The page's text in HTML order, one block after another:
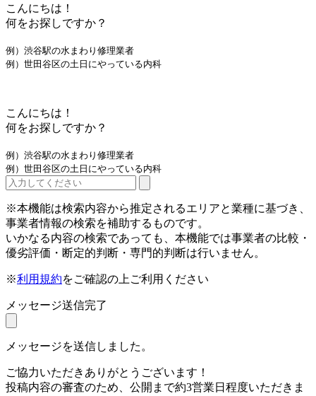
こんにちは！
何をお探しですか？
例）渋谷駅の水まわり修理業者
例）世田谷区の土日にやっている内科
こんにちは！
何をお探しですか？
例）渋谷駅の水まわり修理業者
例）世田谷区の土日にやっている内科
※本機能は検索内容から推定されるエリアと業種に基づき、
事業者情報の検索を補助するものです。
いかなる内容の検索であっても、本機能では事業者の比較・
優劣評価・断定的判断・専門的判断は行いません。
※利用規約をご確認の上ご利用ください
メッセージ送信完了
メッセージを送信しました。
ご協力いただきありがとうございます！
投稿内容の審査のため、公開まで約3営業日程度いただきま